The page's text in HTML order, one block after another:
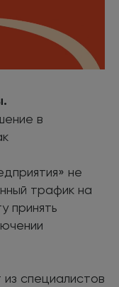
в
не
трафик на
принять
специалистов